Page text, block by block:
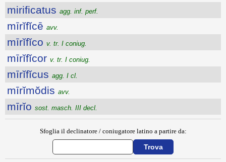
mirificatus agg. inf. perf.
mīrĭfĭcē avv.
mīrĭfĭco v. tr. I coniug.
mīrĭfĭcor v. tr. I coniug.
mīrĭfĭcus agg. I cl.
mīrĭmŏdis avv.
mīrĭo sost. masch. III decl.
Sfoglia il declinatore / coniugatore latino a partire da: